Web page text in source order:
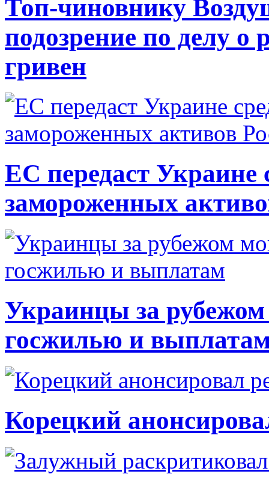
Топ-чиновнику
подозрение по делу о
гривен
ЕС передаст Украине
замороженных
Украинцы за рубежом
госжилью и
Корецкий